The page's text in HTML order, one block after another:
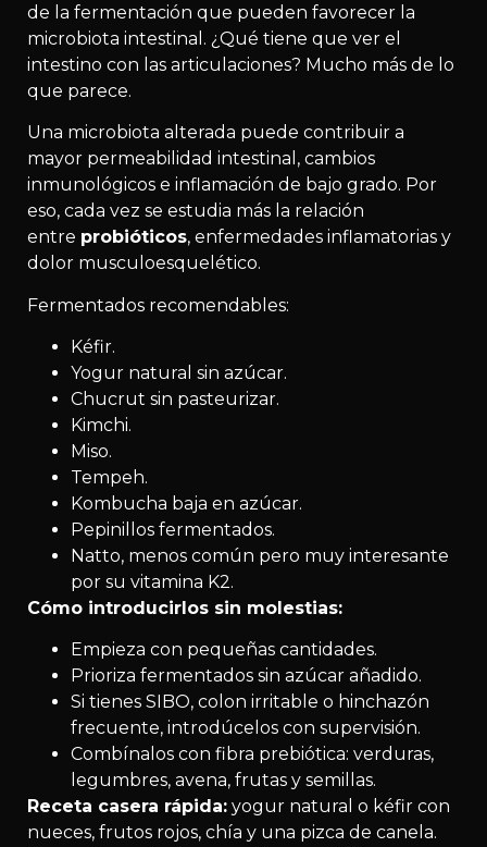
de la fermentación que pueden favorecer la
microbiota intestinal. ¿Qué tiene que ver el
intestino con las articulaciones? Mucho más de lo
que parece.
Una microbiota alterada puede contribuir a
mayor permeabilidad intestinal, cambios
inmunológicos e inflamación de bajo grado. Por
eso, cada vez se estudia más la relación
entre probióticos, enfermedades inflamatorias y
dolor musculoesquelético.
Fermentados recomendables:
Kéfir.
Yogur natural sin azúcar.
Chucrut sin pasteurizar.
Kimchi.
Miso.
Tempeh.
Kombucha baja en azúcar.
Pepinillos fermentados.
Natto, menos común pero muy interesante
por su vitamina K2.
Cómo introducirlos sin molestias:
Empieza con pequeñas cantidades.
Prioriza fermentados sin azúcar añadido.
Si tienes SIBO, colon irritable o hinchazón
frecuente, introdúcelos con supervisión.
Combínalos con fibra prebiótica: verduras,
legumbres, avena, frutas y semillas.
Receta casera rápida: yogur natural o kéfir con
nueces, frutos rojos, chía y una pizca de canela.